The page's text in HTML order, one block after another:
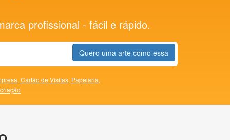
profissional - fácil e rápido.
Quero uma arte como essa
Cartão de Visitas, Papelaria,